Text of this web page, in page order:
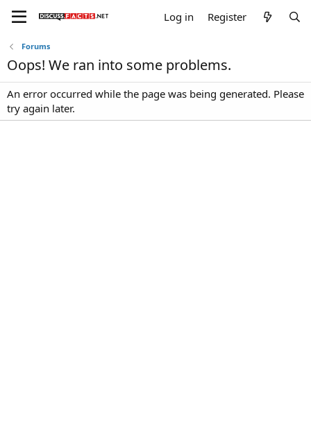
Log in Register
Forums
Oops! We ran into some problems.
An error occurred while the page was being generated. Please
try again later.